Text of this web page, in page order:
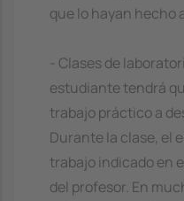
que lo hayan hecho
- Clases de
estudiante tendrá
trabajo práctico a
Durante la clase, el
trabajo indicado en
del profesor. En